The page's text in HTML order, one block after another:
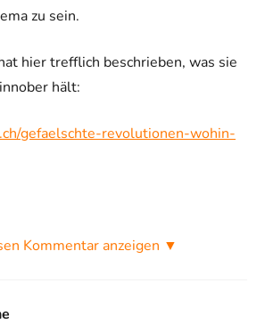
zu sein.
hier trefflich beschrieben, was sie
hält:
gefaelschte-revolutionen-wohin-
Kommentar anzeigen ▼